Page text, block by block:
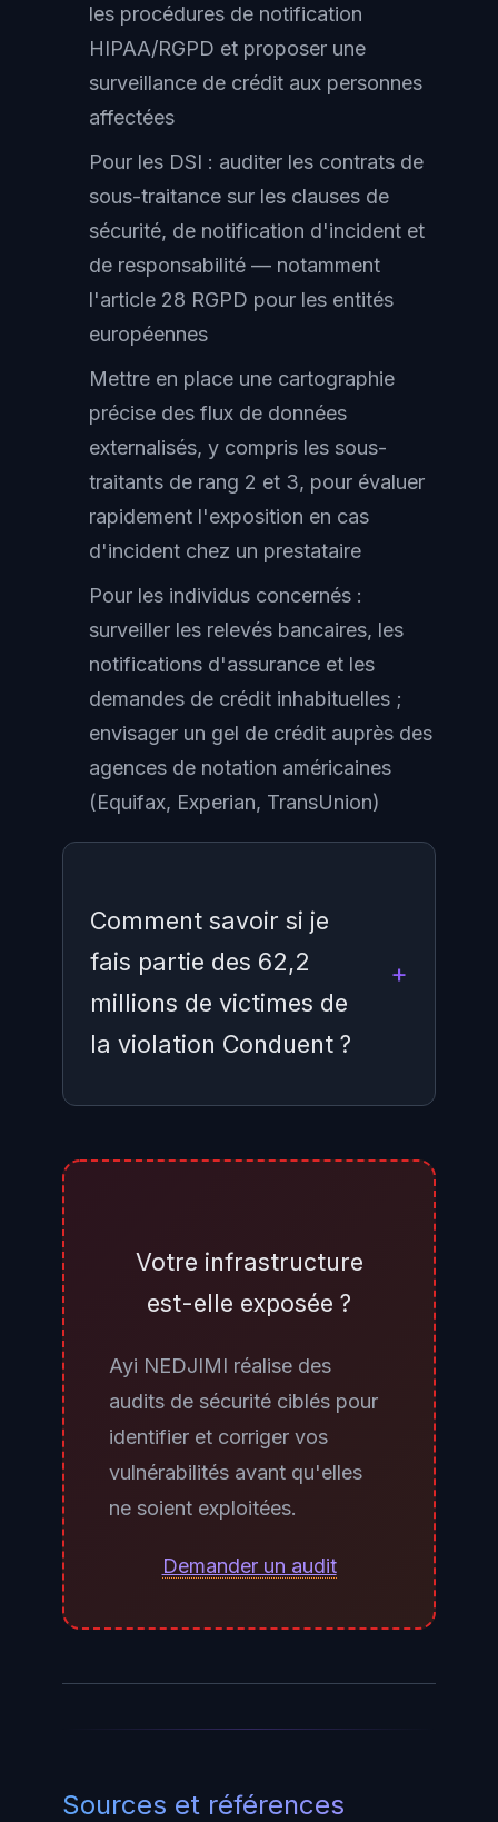
les procédures de notification
HIPAA/RGPD et proposer une
surveillance de crédit aux personnes
affectées
Pour les DSI : auditer les contrats de
sous-traitance sur les clauses de
sécurité, de notification d'incident et
de responsabilité — notamment
l'article 28 RGPD pour les entités
européennes
Mettre en place une cartographie
précise des flux de données
externalisés, y compris les sous-
traitants de rang 2 et 3, pour évaluer
rapidement l'exposition en cas
d'incident chez un prestataire
Pour les individus concernés :
surveiller les relevés bancaires, les
notifications d'assurance et les
demandes de crédit inhabituelles ;
envisager un gel de crédit auprès des
agences de notation américaines
(Equifax, Experian, TransUnion)
Comment savoir si je
fais partie des 62,2
millions de victimes de
la violation Conduent ?
(agences gouvernementales,
l'obligation d'informer les
personnes concernées. Si vous
êtes ou avez été bénéficiaire d'un
sociale entre 2020 et 2025, vous
pourriez être concerné. Vérifiez
votre boîte mail pour des
provenant de votre État, de votre
notification, vous pouvez
crédit gratuitement sur
Votre infrastructure
est-elle exposée ?
Ayi NEDJIMI réalise des
audits de sécurité ciblés pour
identifier et corriger vos
vulnérabilités avant qu'elles
ne soient exploitées.
Demander un audit
Sources et références